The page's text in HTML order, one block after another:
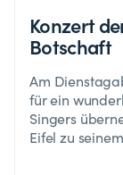
Konzert
Botschaft
Am
für ein
Singers
Eifel zu